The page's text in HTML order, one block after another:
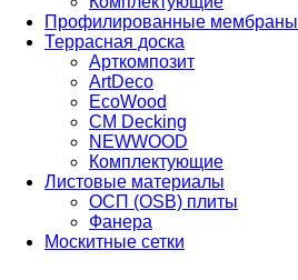
Профилированные мембраны
Террасная доска
Арткомпозит
ArtDeco
EcoWood
CM Decking
NEWWOOD
Комплектующие
Листовые материалы
ОСП (OSB) плиты
Фанера
Москитные сетки